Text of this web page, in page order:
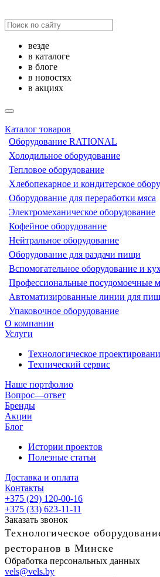
везде
в каталоге
в блоге
в новостях
в акциях
Каталог товаров
Оборудование RATIONAL
Холодильное оборудование
Тепловое оборудование
Хлебопекарное и кондитерское
Оборудование для переработки мяса
Электромеханическое оборудование
Кофейное оборудование
Нейтральное оборудование
Оборудование для раздачи пищи
Вспомогательное оборудование и
Профессиональные посудомоечные
Автоматизированные линии для
Упаковочное оборудование
О компании
Услуги
Технологическое
Технический сервис
Наше портфолио
Вопрос—ответ
Бренды
Акции
Блог
Истории проектов
Полезные статьи
Доставка и оплата
Контакты
+375 (29) 120-00-16
+375 (33) 623-11-11
Заказать звонок
Технологическое
ресторанов в Минске
Обработка персональных данных
vels@vels.by